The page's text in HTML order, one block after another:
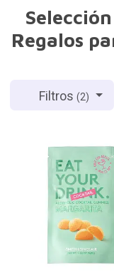
Regalos
Filtros(2)